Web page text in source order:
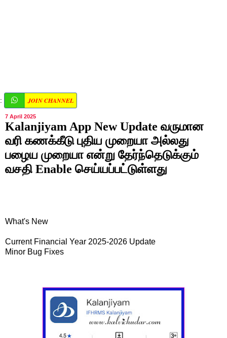
: JOIN CHANNEL
7 April 2025
Kalanjiyam App New Update வருமான
வரி கணக்கீடு புதிய முறையா அல்லது
பழைய முறையா என்று தேர்ந்தெடுக்கும்
வசதி Enable செய்யப்பட்டுள்ளது
What's New
Current Financial Year 2025-2026 Update
Minor Bug Fixes